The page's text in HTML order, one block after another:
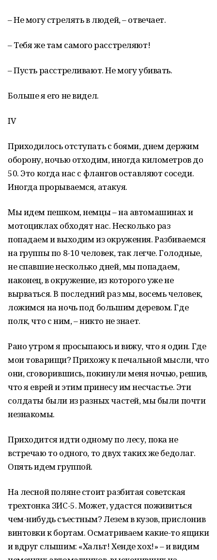
– Не могу стрелять в людей, – отвечает.
– Тебя же там самого расстреляют!
– Пусть расстреливают. Не могу убивать.
Больше я его не видел.
IV
Приходилось отступать с боями, днем держим
оборону, ночью отходим, иногда километров до
50. Это когда нас с флангов оставляют соседи.
Иногда прорываемся, атакуя.
Мы идем пешком, немцы – на автомашинах и
мотоциклах обходят нас. Несколько раз
попадаем и выходим из окружения. Разбиваемся
на группы по 8-10 человек, так легче. Голодные,
не спавшие несколько дней, мы попадаем,
наконец, в окружение, из которого уже не
вырваться. В последний раз мы, восемь человек,
ложимся на ночь под большим деревом. Где
полк, что с ним, – никто не знает.
Рано утром я просыпаюсь и вижу, что я один. Где
мои товарищи? Прихожу к печальной мысли, что
они, сговорившись, покинули меня ночью, решив,
что я еврей и этим принесу им несчастье. Эти
солдаты были из разных частей, мы были почти
незнакомы.
Приходится идти одному по лесу, пока не
встречаю то одного, то двух таких же бедолаг.
Опять идем группой.
На лесной поляне стоит разбитая советская
трехтонка ЗИС-5. Может, удастся поживиться
чем-нибудь съестным? Лезем в кузов, прислонив
винтовки к бортам. Осматриваем какие-то ящики
и вдруг слышим: «Хальт! Хенде хох!» – и видим